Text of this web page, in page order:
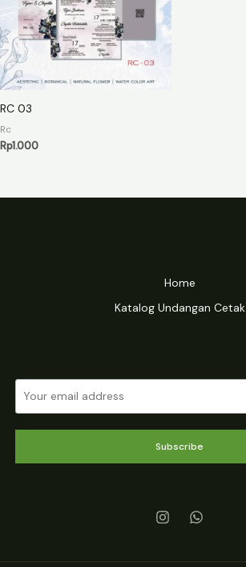
RC 03
Rc
Rp1.000
Home
Katalog Undangan Cetak
Subscribe